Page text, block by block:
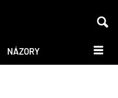
NÁZORY DALŠÍ